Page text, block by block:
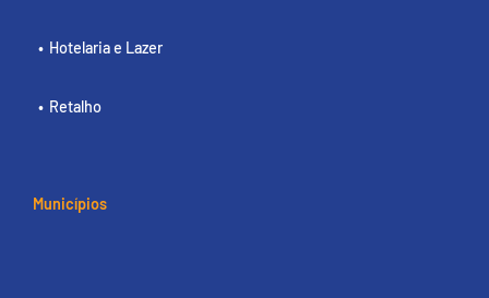
Hotelaria e Lazer
Retalho
Municípios